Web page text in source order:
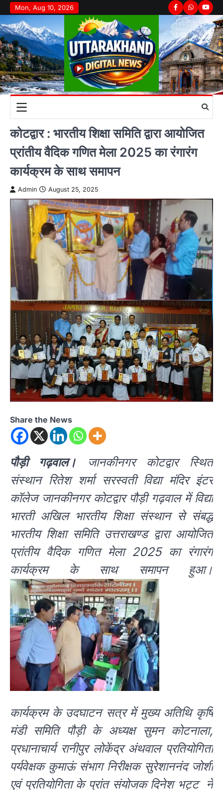
Skip
to
content
Mon, Aug 10, 2026 Facebook
Whatsapp
कोटद्वार : भारतीय शिक्षा समिति द्वारा आयोजित
प्रांतीय वैदिक गणित मेला 2025 का रंगारंग
कार्यक्रम के साथ समापन
Admin August 25, 2025
Share the News
पौड़ी गढ़वाल। जानकीनगर कोटद्वार स्थित
संस्थान रितेश शर्मा सरस्वती विद्या मंदिर इंटर
कॉलेज जानकीनगर कोटद्वार पौड़ी गढ़वाल में विद्या
भारती अखिल भारतीय शिक्षा संस्थान से संबद्ध
भारतीय शिक्षा समिति उत्तराखण्ड द्वारा आयोजित
प्रांतीय वैदिक गणित मेला 2025 का रंगारंग
कार्यक्रम के साथ समापन हुआ।
कार्यक्रम के उदघाटन सत्र में मुख्य अतिथि कृषि
मंडी समिति पौड़ी के अध्यक्ष सुमन कोटनाला,
प्रधानाचार्य रानीपुर लोकेंद्र अंथवाल प्रतियोगिता
पर्यवेक्षक कुमाऊं संभाग निरीक्षक सुरेशाननंद जोशी
एवं प्रतियोगिता के प्रांत संयोजक दिनेश भट्ट ने